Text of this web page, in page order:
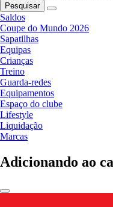
Pesquisar
Saldos
Coupe do Mundo 2026
Sapatilhas
Equipas
Crianças
Treino
Guarda-redes
Equipamentos
Espaço do clube
Lifestyle
Liquidação
Marcas
Adicionando ao